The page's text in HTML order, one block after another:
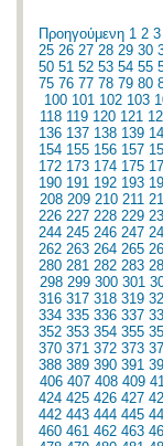
Προηγούμενη 1 2 3
25 26 27 28 29 30
50 51 52 53 54 55
75 76 77 78 79 80
100 101 102 103
118 119 120 121
136 137 138 139
154 155 156 157
172 173 174 175
190 191 192 193
208 209 210 211
226 227 228 229
244 245 246 247
262 263 264 265
280 281 282 283
298 299 300 301
316 317 318 319
334 335 336 337
352 353 354 355
370 371 372 373
388 389 390 391
406 407 408 409
424 425 426 427
442 443 444 445
460 461 462 463